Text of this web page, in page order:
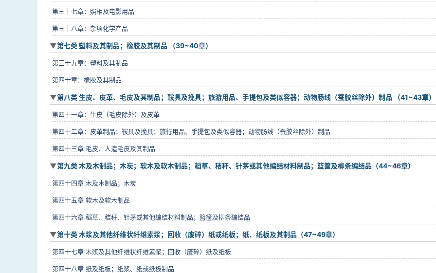
第三十七章：照相及电影用品
第三十八章：杂项化学产品
第七类 塑料及其制品；橡胶及其制品 （39~40章）
第三十九章：塑料及其制品
第四十章：橡胶及其制品
第八类 生皮、皮革、毛皮及其制品；鞍具及挽具；旅游用品、手提包及类似容器；动物肠线（蚕胶丝除外）制品 （41~43章）
第四十一章：生皮（毛皮除外）及皮革
第四十二章：皮革制品；鞍具及挽具；旅行用品、手提包及类似容器；动物肠线（蚕胶丝除外）制品
第四十三章 毛皮、人造毛皮及其制品
第九类 木及木制品；木炭；软木及软木制品；稻草、秸秆、针茅或其他编结材料制品；篮筐及柳条编结品（44~46章）
第四十四章 木及木制品；木炭
第四十五章 软木及软木制品
第四十六章 稻草、秸秆、针茅或其他编结材料制品；篮筐及柳条编结品
第十类 木浆及其他纤维状纤维素浆；回收（废碎）纸或纸板；纸、纸板及其制品（47~49章）
第四十七章 木浆及其他纤维状纤维素浆；回收（废碎）纸及纸板
第四十八章 纸及纸板；纸浆、纸或纸板制品